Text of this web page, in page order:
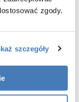
zgody.
szczegóły
kW to serce każdej
stabilną
zmiany kolorów (7
każdy). Efekty
a sól wspomaga